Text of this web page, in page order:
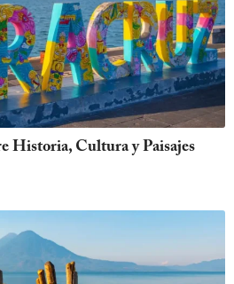
Historia, Cultura y Paisajes